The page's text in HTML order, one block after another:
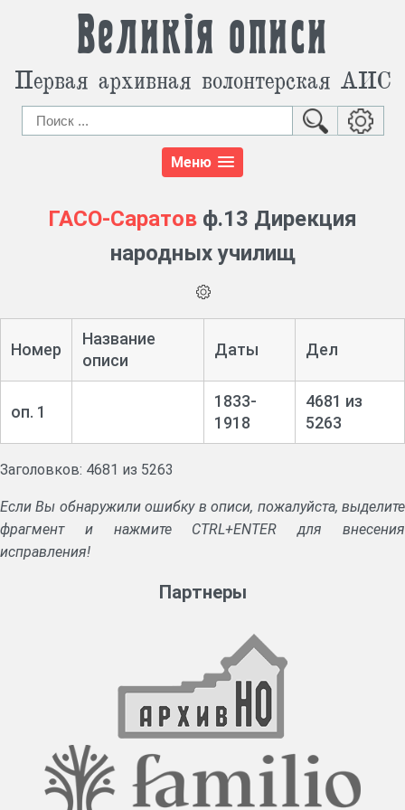
Великія описи
Первая архивная волонтерская АИС
Меню
ГАСО-Саратов ф.13 Дирекция
народных училищ
Номер
Название
описи
Даты Дел
оп. 1
1833-
1918
4681 из
5263
Заголовков: 4681 из 5263
Если Вы обнаружили ошибку в описи, пожалуйста, выделите
фрагмент и нажмите CTRL+ENTER для внесения
исправления!
Партнеры